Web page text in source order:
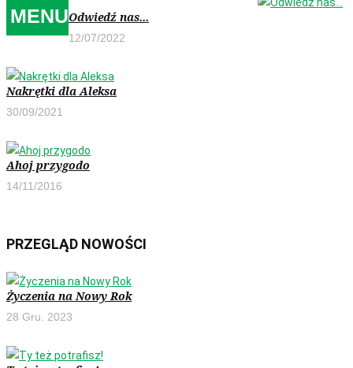
MENUOdwiedź nas...
12/07/2022
Nakrętki dla Aleksa
30/09/2021
Ahoj przygodo
14/11/2016
PRZEGLĄD NOWOŚCI
Życzenia na Nowy Rok
28 Gru. 2023